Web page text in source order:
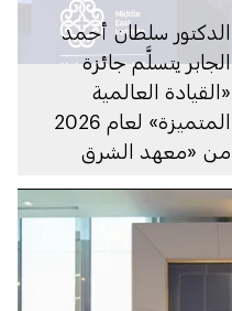
الدكتور سلطان أحمد
الجابر يتسلَّم جائزة
«القيادة العالمية
المتميزة» لعام 2026
من «معهد الشرق
المتحدة